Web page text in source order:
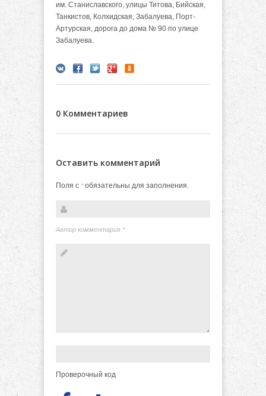
им. Станиславского, улицы Титова, Бийская,
Танкистов, Колхидская, Забалуева, Порт-
Артурская, дорога до дома № 90 по улице
Забалуева.
0 Комментариев
Оставить комментарий
Поля с *обязательны для заполнения.
Автор комментария *
Проверочный код